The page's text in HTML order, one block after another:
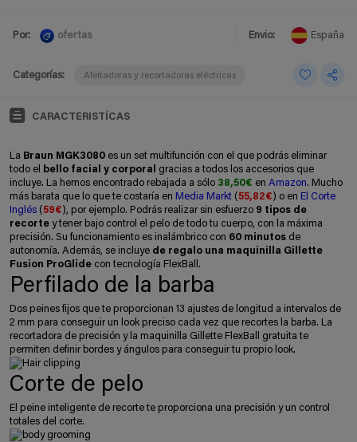
Por: ofertas Envio: España
Categorías: Afeitadoras y recortadoras eléctricas
CARACTERISTÍCAS
La Braun MGK3080 es un set multifunción con el que podrás eliminar
todo el
bello facial y corporal
gracias a todos los accesorios que
incluye. La hemos encontrado rebajada a sólo 38,50€ en Amazon. Mucho
más barata que lo que te costaría en Media Markt (55,82€ ) o en El Corte
Inglés (59€ ), por ejemplo. Podrás realizar sin esfuerzo 9 tipos de
recorte y tener bajo control el pelo de todo tu cuerpo, con la máxima
precisión. Su funcionamiento es inalámbrico con 60 minutos de
autonomía. Además, se incluye de regalo una maquinilla Gillette
Fusion ProGlide con tecnología FlexBall.
Perfilado de la barba
Dos peines fijos que te proporcionan 13 ajustes de longitud a intervalos de
2 mm para conseguir un look preciso cada vez que recortes la barba. La
recortadora de precisión y la maquinilla Gillette FlexBall gratuita te
permiten definir bordes y ángulos para conseguir tu propio look.
Corte de pelo
El peine inteligente de recorte te proporciona una precisión y un control
totales del corte.